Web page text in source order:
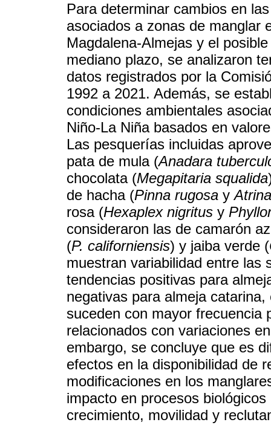
Para determinar cambios en
asociados a zonas de manglar
Magdalena-Almejas y el
mediano plazo, se analizaron
datos registrados por la
1992 a 2021. Además, se
condiciones ambientales
Niño-La Niña basados en
Las pesquerías incluidas
pata de mula (Anadara
chocolata (Megapitaria squalida
de hacha (Pinna rugosa y
rosa (Hexaplex nigritus y
consideraron las de camarón
(P. californiensis) y jaiba verde (
muestran variabilidad entre las
tendencias positivas para
negativas para almeja
suceden con mayor frecuencia
relacionados con variaciones
embargo, se concluye que es
efectos en la disponibilidad de
modificaciones en los
impacto en procesos
crecimiento, movilidad y